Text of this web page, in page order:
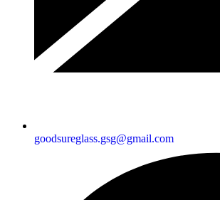
goodsureglass.gsg@gmail.com